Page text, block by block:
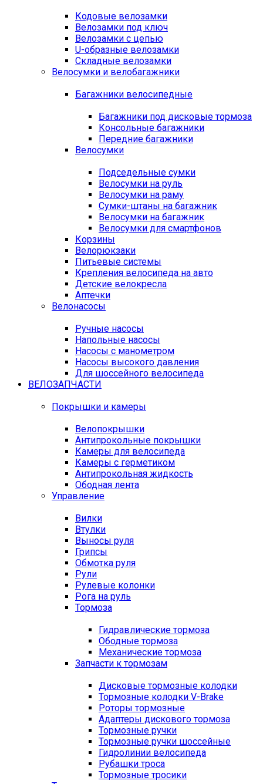
Кодовые велозамки
Велозамки под ключ
Велозамки с цепью
U-образные велозамки
Складные велозамки
Велосумки и велобагажники
Багажники велосипедные
Багажники под дисковые тормоза
Консольные багажники
Передние багажники
Велосумки
Подседельные сумки
Велосумки на руль
Велосумки на раму
Сумки-штаны на багажник
Велосумки на багажник
Велосумки для смартфонов
Корзины
Велорюкзаки
Питьевые системы
Крепления велосипеда на авто
Детские велокресла
Аптечки
Велонасосы
Ручные насосы
Напольные насосы
Насосы с манометром
Насосы высокого давления
Для шоссейного велосипеда
ВЕЛОЗАПЧАСТИ
Покрышки и камеры
Велопокрышки
Антипрокольные покрышки
Камеры для велосипеда
Камеры с герметиком
Антипрокольная жидкость
Ободная лента
Управление
Вилки
Втулки
Выносы руля
Грипсы
Обмотка руля
Рули
Рулевые колонки
Рога на руль
Тормоза
Гидравлические тормоза
Ободные тормоза
Механические тормоза
Запчасти к тормозам
Дисковые тормозные колодки
Тормозные колодки V-Brake
Роторы тормозные
Адаптеры дискового тормоза
Тормозные ручки
Тормозные ручки шоссейные
Гидролинии велосипеда
Рубашки троса
Тормозные тросики